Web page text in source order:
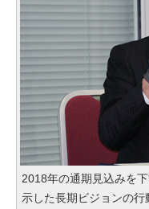
2018年の通期見込みを
示した長期ビジョンの行